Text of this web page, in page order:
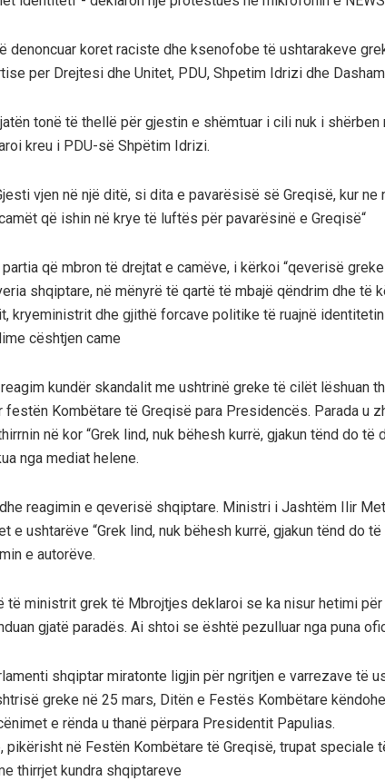
denoncuar koret raciste dhe ksenofobe të ushtarakeve
per Drejtesi dhe Unitet, PDU, Shpetim Idrizi dhe
tonë të thellë për gjestin e shëmtuar i cili nuk i
kreu i PDU-së Shpëtim Idrizi.
vjen në një ditë, si dita e pavarësisë së Greqisë, kur ne
që ishin në krye të luftës për pavarësinë e Greqisë“
partia që mbron të drejtat e camëve, i kërkoi “qeverisë
shqiptare, në mënyrë të qartë të mbajë qëndrim dhe të
kryeministrit dhe gjithë forcave politike të ruajnë
cështjen came
kundër skandalit me ushtrinë greke të cilët lëshuan
festën Kombëtare të Greqisë para Presidencës. Parada u
në kor “Grek lind, nuk bëhesh kurrë, gjakun tënd do të
nga mediat helene.
reagimin e qeverisë shqiptare. Ministri i Jashtëm Ilir
e ushtarëve “Grek lind, nuk bëhesh kurrë, gjakun tënd do
e autorëve.
të ministrit grek të Mbrojtjes deklaroi se ka nisur hetimi
gjatë paradës. Ai shtoi se është pezulluar nga puna
shqiptar miratonte ligjin për ngritjen e varrezave të
greke në 25 mars, Ditën e Festës Kombëtare
e rënda u thanë përpara Presidentit Papulias.
pikërisht në Festën Kombëtare të Greqisë, trupat speciale
thirrjet kundra shqiptareve